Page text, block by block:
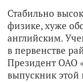
Стабильно
физике, хуже
английским.
в первенстве
Президент ОАО
выпускник